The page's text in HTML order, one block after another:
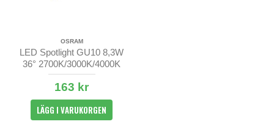
OSRAM
LED Spotlight GU10 8,3W
36° 2700K/3000K/4000K
163 kr
LÄGG I VARUKORGEN